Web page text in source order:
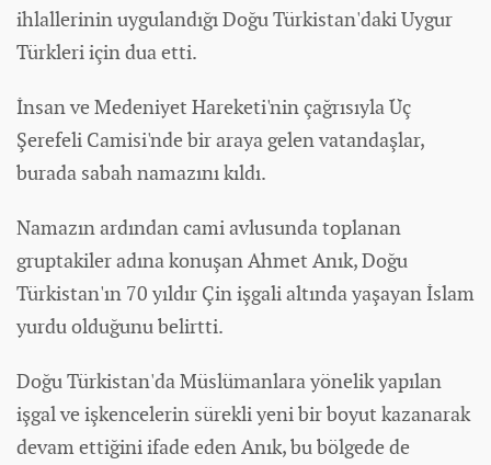
ihlallerinin uygulandığı Doğu Türkistan'daki Uygur
Türkleri için dua etti.
İnsan ve Medeniyet Hareketi'nin çağrısıyla Üç
Şerefeli Camisi'nde bir araya gelen vatandaşlar,
burada sabah namazını kıldı.
Namazın ardından cami avlusunda toplanan
gruptakiler adına konuşan Ahmet Anık, Doğu
Türkistan'ın 70 yıldır Çin işgali altında yaşayan İslam
yurdu olduğunu belirtti.
Doğu Türkistan'da Müslümanlara yönelik yapılan
işgal ve işkencelerin sürekli yeni bir boyut kazanarak
devam ettiğini ifade eden Anık, bu bölgede de